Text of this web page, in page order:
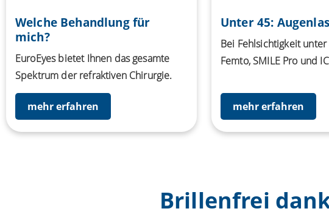
Welche Behandlung für
mich?
EuroEyes bietet Ihnen das gesamte
Spektrum der refraktiven Chirurgie.
mehr erfahren
Unter 45:
Bei Fehlsichtigkeit unter
Femto, SMILE Pro und
mehr erfahren
Brillenfrei